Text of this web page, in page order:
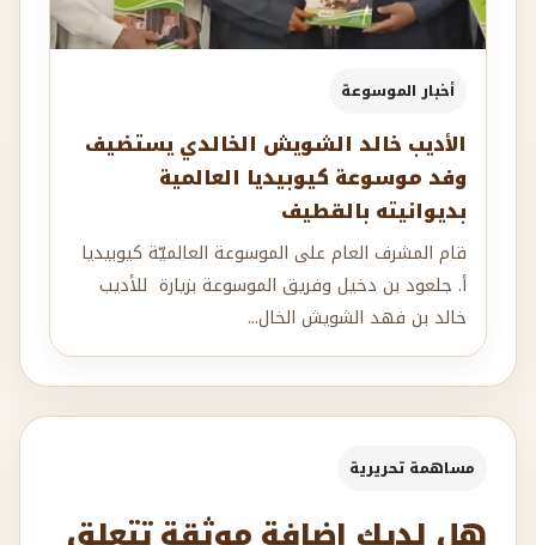
أخبار الموسوعة
الأديب خالد الشويش الخالدي يستضيف
وفد موسوعة كيوبيديا العالمية
بديوانيته بالقطيف
قام المشرف العام على الموسوعة العالميّة كيوبيديا
أ. جلعود بن دخيل وفريق الموسوعة بزيارة للأديب
خالد بن فهد الشويش الخال...
مساهمة تحريرية